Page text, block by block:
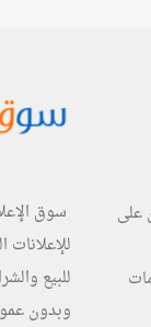
على
سوق
للإعلانات
للبيع
وبدون